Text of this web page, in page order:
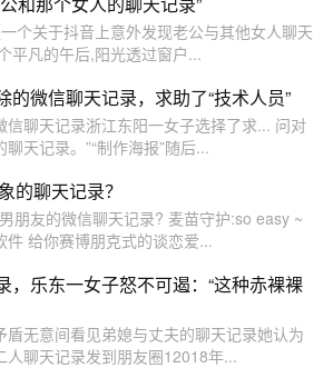
个关于抖音上意外发现老公与其他女人聊天
平凡的午后,阳光透过窗户...
的微信聊天记录，求助了“技术人员”
信聊天记录浙江东阳一女子选择了求... 问对
天记录。”“制作海报”随后...
的聊天记录？
朋友的微信聊天记录? 麦苗守护:so easy ~
件 给你赛博朋克式的谈恋爱...
，乐东一女子怒不可遏：“这种赤裸裸
盾无意间看见弟媳与丈夫的聊天记录她认为
人聊天记录发到朋友圈12018年...